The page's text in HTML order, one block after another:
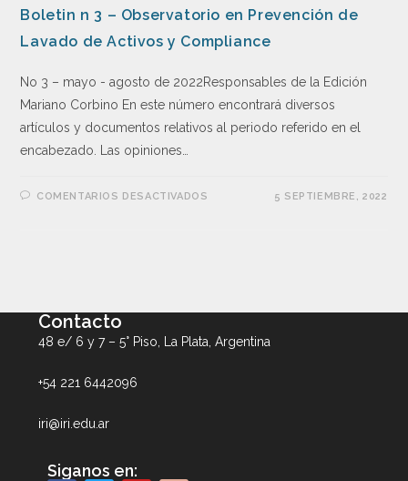
Boletin n 3 – Observatorio en Prevención de
Lavado de Activos y Compliance
No 3 – mayo - agosto de 2022Responsables de la Edición
Mariano Corbino En este número encontrará diversos
artículos y documentos relativos al periodo referido en el
encabezado. Las opiniones…
COMENTARIOS DESACTIVADOS 5 SEPTIEMBRE, 2022
Contacto
48 e/ 6 y 7 – 5° Piso, La Plata, Argentina
+54 221 6442096
iri@iri.edu.ar
Siganos en: